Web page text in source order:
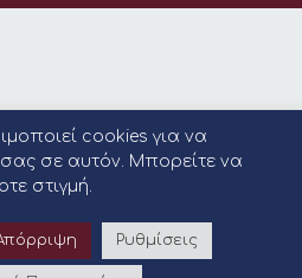
cookies για να
σε αυτόν. Μπορείτε να
στιγμή.
Ρυθμίσεις